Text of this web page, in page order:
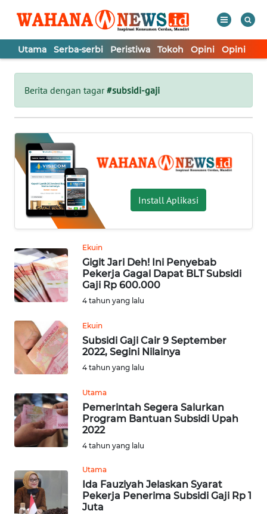
Utama Serba-serbi Peristiwa Tokoh Opini Opini
Berita dengan tagar#subsidi-gaji
Install Aplikasi
Ekuin
Gigit Jari Deh! Ini Penyebab
Pekerja Gagal Dapat BLT Subsidi
Gaji Rp 600.000
4 tahun yang lalu
Ekuin
Subsidi Gaji Cair 9 September
2022, Segini Nilainya
4 tahun yang lalu
Utama
Pemerintah Segera Salurkan
Program Bantuan Subsidi Upah
2022
4 tahun yang lalu
Utama
Ida Fauziyah Jelaskan Syarat
Pekerja Penerima Subsidi Gaji Rp 1
Juta
Tutup
UTAMA
SERBA-
SERBI
PERISTIWA
TOKOH
OPINI
OPINI
Informasi
INDEKS
BERITA
KONTAK
KAMI
INFO
TENTANG
KAMI